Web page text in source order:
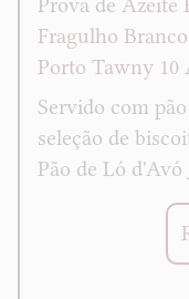
Fragulho Branco
Porto Tawny 10
Servido com
seleção de
Pão de Ló d'Avó